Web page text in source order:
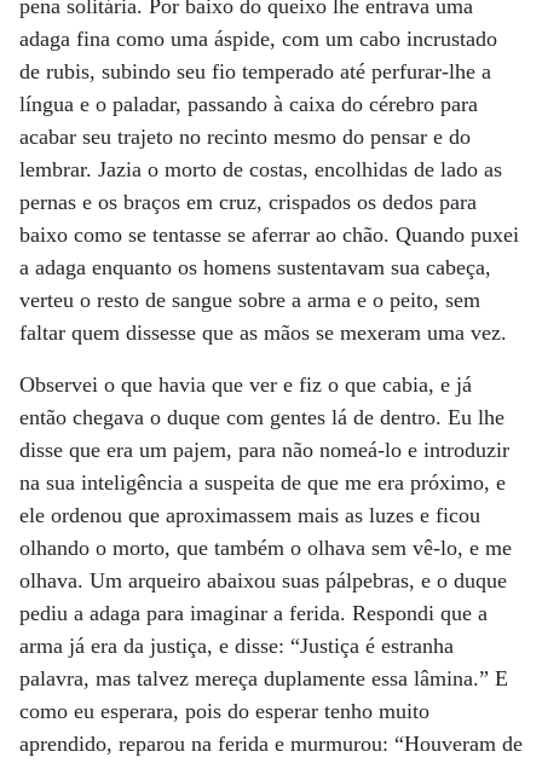
pena solitária. Por baixo do queixo lhe entrava uma
adaga fina como uma áspide, com um cabo incrustado
de rubis, subindo seu fio temperado até perfurar-lhe a
língua e o paladar, passando à caixa do cérebro para
acabar seu trajeto no recinto mesmo do pensar e do
lembrar. Jazia o morto de costas, encolhidas de lado as
pernas e os braços em cruz, crispados os dedos para
baixo como se tentasse se aferrar ao chão. Quando puxei
a adaga enquanto os homens sustentavam sua cabeça,
verteu o resto de sangue sobre a arma e o peito, sem
faltar quem dissesse que as mãos se mexeram uma vez.
Observei o que havia que ver e fiz o que cabia, e já
então chegava o duque com gentes lá de dentro. Eu lhe
disse que era um pajem, para não nomeá-lo e introduzir
na sua inteligência a suspeita de que me era próximo, e
ele ordenou que aproximassem mais as luzes e ficou
olhando o morto, que também o olhava sem vê-lo, e me
olhava. Um arqueiro abaixou suas pálpebras, e o duque
pediu a adaga para imaginar a ferida. Respondi que a
arma já era da justiça, e disse: “Justiça é estranha
palavra, mas talvez mereça duplamente essa lâmina.” E
como eu esperara, pois do esperar tenho muito
aprendido, reparou na ferida e murmurou: “Houveram de